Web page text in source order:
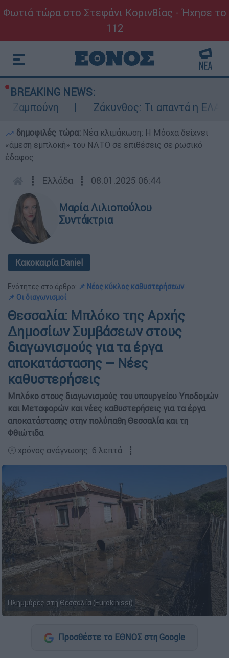
Φωτιά τώρα στο Στεφάνι Κορινθίας - Ήχησε το
112
BREAKING NEWS:
Ζάκυνθος: Τι απαντά η ΕΛΑΣ για
δημοφιλές τώρα: Νέα κλιμάκωση: Η Μόσχα δείχνει
«άμεση εμπλοκή» του ΝΑΤΟ σε επιθέσεις σε ρωσικό
έδαφος
┋ Ελλάδα ┋ 08.01.2025 06:44
Μαρία Λιλιοπούλου
Συντάκτρια
Κακοκαιρία Daniel
Ενότητες στο άρθρο: 📌 Νέος κύκλος καθυστερήσεων
📌 Οι διαγωνισμοί
Θεσσαλία: Μπλόκο της Αρχής
Δημοσίων Συμβάσεων στους
διαγωνισμούς για τα έργα
αποκατάστασης – Νέες
καθυστερήσεις
Μπλόκο στους διαγωνισμούς του υπουργείου Υποδομών
και Μεταφορών και νέες καθυστερήσεις για τα έργα
αποκατάστασης στην πολύπαθη Θεσσαλία και τη
Φθιώτιδα
🕛 χρόνος ανάγνωσης: 6 λεπτά ┋
Πλημμύρες στη Θεσσαλία (Eurokinissi)
Προσθέστε το ΕΘΝΟΣ στη Google